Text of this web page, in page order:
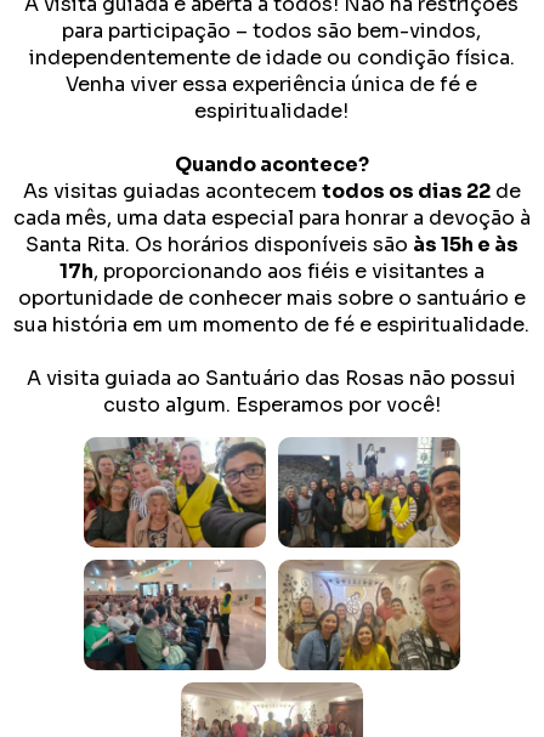
para participação – todos são bem-vindos,
independentemente de idade ou condição física.
Venha viver essa experiência única de fé e
espiritualidade!
Quando acontece?
As visitas guiadas acontecem todos os dias 22de
cada mês, uma data especial para honrar a devoção à
Santa Rita. Os horários disponíveis são às 15h e às
17h, proporcionando aos fiéis e visitantes a
oportunidade de conhecer mais sobre o santuário e
sua história em um momento de fé e espiritualidade.
A visita guiada ao Santuário das Rosas não possui
custo algum. Esperamos por você!